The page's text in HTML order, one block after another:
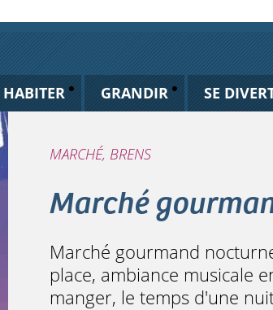
HABITER GRANDIR SE
MARCHÉ, BRENS
Marché
Marché gourmand
place, ambiance musicale
manger, le temps d'une